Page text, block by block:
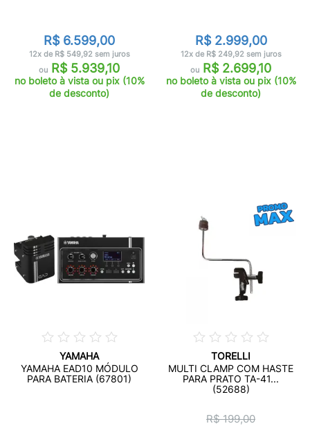
R$ 6.599,00
12x de R$ 549,92 sem juros
ou R$ 5.939,10
no boleto à vista ou pix (10%
de desconto)
R$ 2.999,00
12x de R$ 249,92 sem juros
ou R$ 2.699,10
no boleto à vista ou pix (10%
de desconto)
YAMAHA
YAMAHA EAD10 MÓDULO
PARA BATERIA (67801)
TORELLI
MULTI CLAMP COM HASTE
PARA PRATO TA-41...
(52688)
R$ 199,00